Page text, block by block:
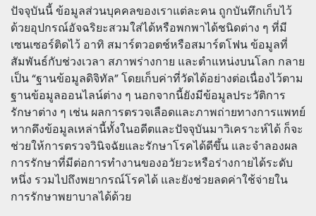
ปัจจุบันนี้ ข้อมูลส่วนบุคคลของเราแต่ละคน ถูกบันทึกเก็บไว้
ด้วยอุปกรณ์อัจฉริยะสวมใส่ได้หรือพกพาได้ชนิดต่าง ๆ ที่มี
เซนเซอร์ติดไว้ อาทิ สมาร์ตวอตช์หรือสมาร์ตโฟน ข้อมูลที่
สัมพันธ์กับช่วงเวลา สภาพร่างกาย และตำแหน่งบนโลก กลาย
เป็น “ฐานข้อมูลดิจิทัล” โดยเก็บค่าที่วัดได้อย่างต่อเนื่องไว้ตาม
ฐานข้อมูลออนไลน์ต่าง ๆ นอกจากนี้ยังมีข้อมูลประวัติการ
รักษาต่าง ๆ เช่น ผลการตรวจเลือดและภาพถ่ายทางการแพทย์
หากดึงข้อมูลเหล่านี้ทั้งในอดีตและปัจจุบันมาวิเคราะห์ได้ ก็จะ
ช่วยให้การตรวจวินิจฉัยและรักษาโรคได้ดีขึ้น และจำลองผล
การรักษาที่มีต่อการทำงานของอวัยวะหรือร่างกายได้ระดับ
หนึ่ง รวมไปถึงพยากรณ์โรคได้ และยังช่วยลดค่าใช้จ่ายใน
การรักษาพยาบาลได้ด้วย